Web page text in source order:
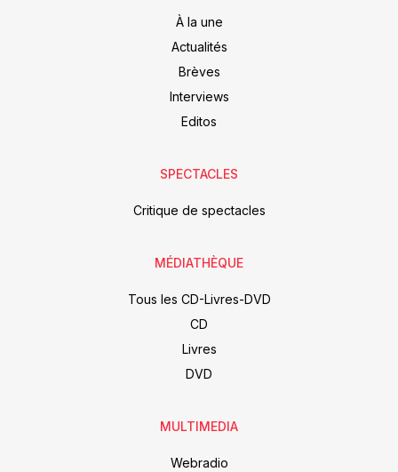
À la une
Actualités
Brèves
Interviews
Editos
SPECTACLES
Critique de spectacles
MÉDIATHÈQUE
Tous les CD-Livres-DVD
CD
Livres
DVD
MULTIMEDIA
Webradio